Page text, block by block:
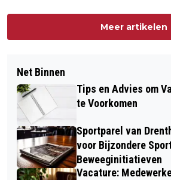
Meer artikelen
Net Binnen
Tips en Advies om
te Voorkomen
Sportparel van
voor Bijzondere
Beweeginitiatieven
Vacature: